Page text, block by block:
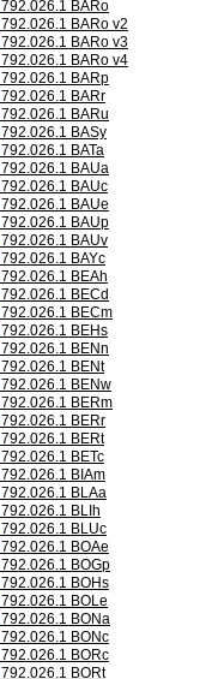
792.026.1 BARo
792.026.1 BARo v2
792.026.1 BARo v3
792.026.1 BARo v4
792.026.1 BARp
792.026.1 BARr
792.026.1 BARu
792.026.1 BASy
792.026.1 BATa
792.026.1 BAUa
792.026.1 BAUc
792.026.1 BAUe
792.026.1 BAUp
792.026.1 BAUv
792.026.1 BAYc
792.026.1 BEAh
792.026.1 BECd
792.026.1 BECm
792.026.1 BEHs
792.026.1 BENn
792.026.1 BENt
792.026.1 BENw
792.026.1 BERm
792.026.1 BERr
792.026.1 BERt
792.026.1 BETc
792.026.1 BIAm
792.026.1 BLAa
792.026.1 BLIh
792.026.1 BLUc
792.026.1 BOAe
792.026.1 BOGp
792.026.1 BOHs
792.026.1 BOLe
792.026.1 BONa
792.026.1 BONc
792.026.1 BORc
792.026.1 BORt